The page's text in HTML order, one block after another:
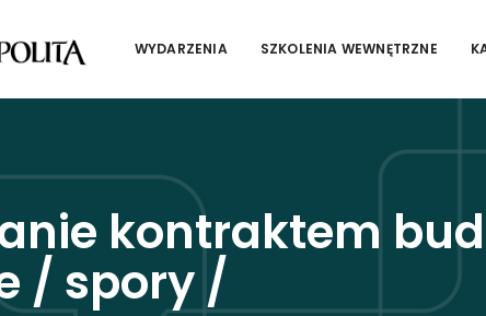
WYDARZENIA SZKOLENIA WEWNĘTRZNE
kontraktem
/ spory /